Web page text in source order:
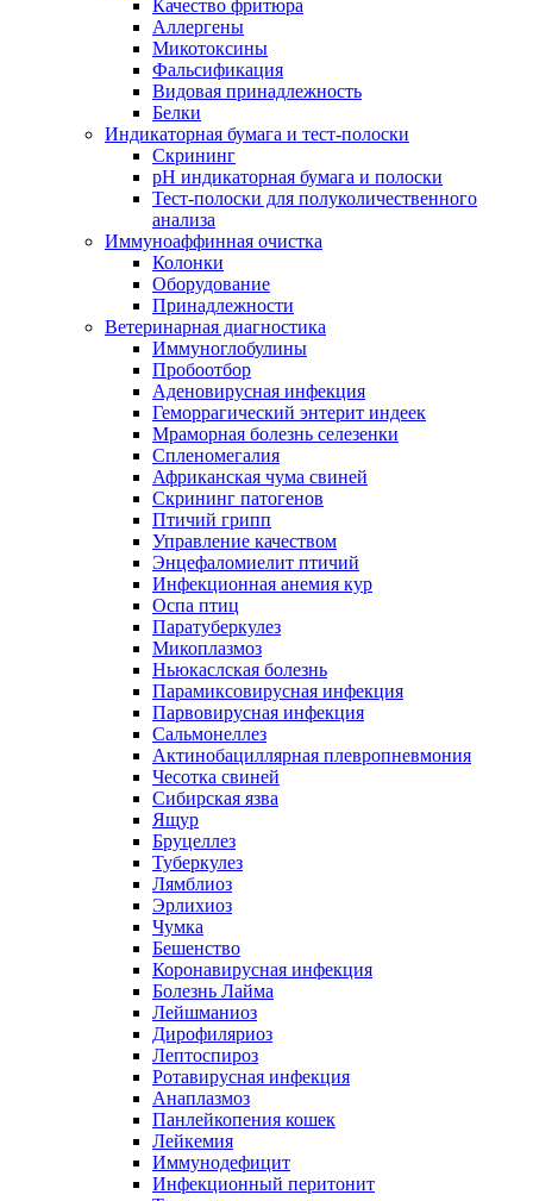
Качество фритюра
Аллергены
Микотоксины
Фальсификация
Видовая принадлежность
Белки
Индикаторная бумага и тест-полоски
Скрининг
pH индикаторная бумага и полоски
Тест-полоски для полуколичественного
анализа
Иммуноаффинная очистка
Колонки
Оборудование
Принадлежности
Ветеринарная диагностика
Иммуноглобулины
Пробоотбор
Аденовирусная инфекция
Геморрагический энтерит индеек
Мраморная болезнь селезенки
Спленомегалия
Африканская чума свиней
Скрининг патогенов
Птичий грипп
Управление качеством
Энцефаломиелит птичий
Инфекционная анемия кур
Оспа птиц
Паратуберкулез
Микоплазмоз
Ньюкаслская болезнь
Парамиксовирусная инфекция
Парвовирусная инфекция
Сальмонеллез
Актинобациллярная плевропневмония
Чесотка свиней
Сибирская язва
Ящур
Бруцеллез
Туберкулез
Лямблиоз
Эрлихиоз
Чумка
Бешенство
Коронавирусная инфекция
Болезнь Лайма
Лейшманиоз
Дирофиляриоз
Лептоспироз
Ротавирусная инфекция
Анаплазмоз
Панлейкопения кошек
Лейкемия
Иммунодефицит
Инфекционный перитонит